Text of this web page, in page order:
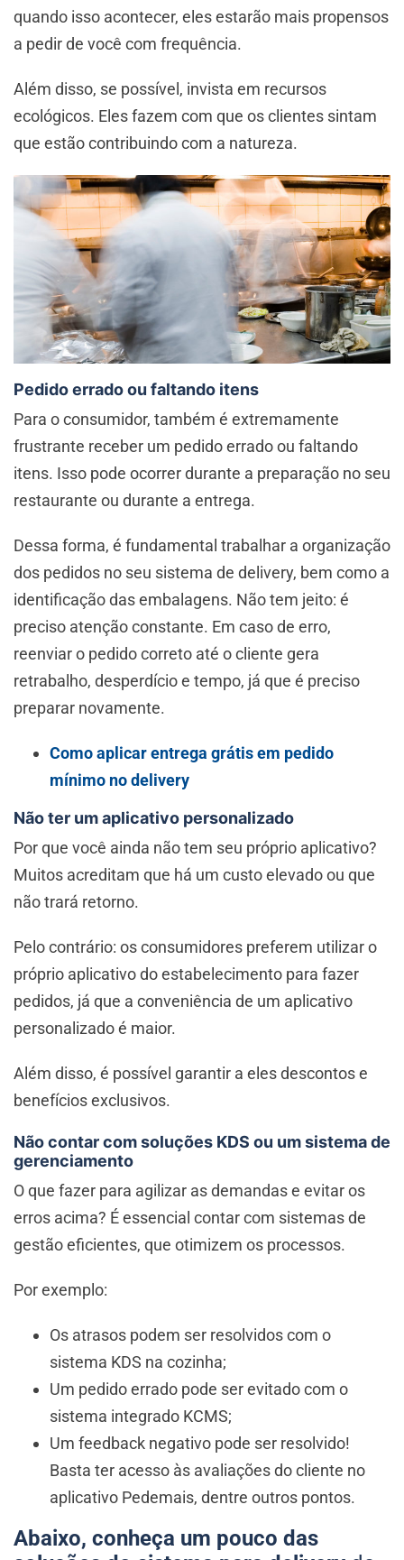
quando isso acontecer, eles estarão mais propensos
a pedir de você com frequência.
Além disso, se possível, invista em recursos
ecológicos. Eles fazem com que os clientes sintam
que estão contribuindo com a natureza.
Pedido errado ou faltando itens
Para o consumidor, também é extremamente
frustrante receber um pedido errado ou faltando
itens. Isso pode ocorrer durante a preparação no seu
restaurante ou durante a entrega.
Dessa forma, é fundamental trabalhar a organização
dos pedidos no seu sistema de delivery, bem como a
identificação das embalagens. Não tem jeito: é
preciso atenção constante. Em caso de erro,
reenviar o pedido correto até o cliente gera
retrabalho, desperdício e tempo, já que é preciso
preparar novamente.
Como aplicar entrega grátis em pedido
mínimo no delivery
Não ter um aplicativo personalizado
Por que você ainda não tem seu próprio aplicativo?
Muitos acreditam que há um custo elevado ou que
não trará retorno.
Pelo contrário: os consumidores preferem utilizar o
próprio aplicativo do estabelecimento para fazer
pedidos, já que a conveniência de um aplicativo
personalizado é maior.
Além disso, é possível garantir a eles descontos e
benefícios exclusivos.
Não contar com soluções KDS ou um sistema de
gerenciamento
O que fazer para agilizar as demandas e evitar os
erros acima? É essencial contar com sistemas de
gestão eficientes, que otimizem os processos.
Por exemplo:
Os atrasos podem ser resolvidos com o
sistema KDS na cozinha;
Um pedido errado pode ser evitado com o
sistema integrado KCMS;
Um feedback negativo pode ser resolvido!
Basta ter acesso às avaliações do cliente no
aplicativo Pedemais, dentre outros pontos.
Abaixo, conheça um pouco das